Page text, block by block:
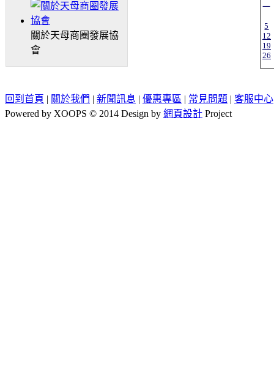
關於天母商圈發展協
會
一
5
12
19
26
回到首頁 | 關於我們 | 新聞訊息 | 優惠專區 | 常見問題 | 客服中心
Powered by XOOPS © 2014 Design by 網頁設計 Project